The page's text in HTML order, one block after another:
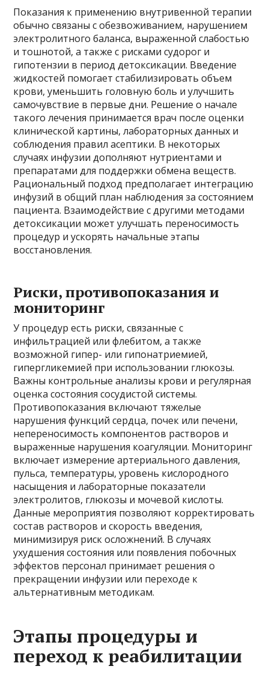
Показания к применению внутривенной терапии
обычно связаны с обезвоживанием, нарушением
электролитного баланса, выраженной слабостью
и тошнотой, а также с рисками судорог и
гипотензии в период детоксикации. Введение
жидкостей помогает стабилизировать объем
крови, уменьшить головную боль и улучшить
самочувствие в первые дни. Решение о начале
такого лечения принимается врач после оценки
клинической картины, лабораторных данных и
соблюдения правил асептики. В некоторых
случаях инфузии дополняют нутриентами и
препаратами для поддержки обмена веществ.
Рациональный подход предполагает интеграцию
инфузий в общий план наблюдения за состоянием
пациента. Взаимодействие с другими методами
детоксикации может улучшать переносимость
процедур и ускорять начальные этапы
восстановления.
Риски, противопоказания и
мониторинг
У процедур есть риски, связанные с
инфильтрацией или флебитом, а также
возможной гипер- или гипонатриемией,
гипергликемией при использовании глюкозы.
Важны контрольные анализы крови и регулярная
оценка состояния сосудистой системы.
Противопоказания включают тяжелые
нарушения функций сердца, почек или печени,
непереносимость компонентов растворов и
выраженные нарушения коагуляции. Мониторинг
включает измерение артериального давления,
пульса, температуры, уровень кислородного
насыщения и лабораторные показатели
электролитов, глюкозы и мочевой кислоты.
Данные мероприятия позволяют корректировать
состав растворов и скорость введения,
минимизируя риск осложнений. В случаях
ухудшения состояния или появления побочных
эффектов персонал принимает решения о
прекращении инфузии или переходе к
альтернативным методикам.
Этапы процедуры и
переход к реабилитации